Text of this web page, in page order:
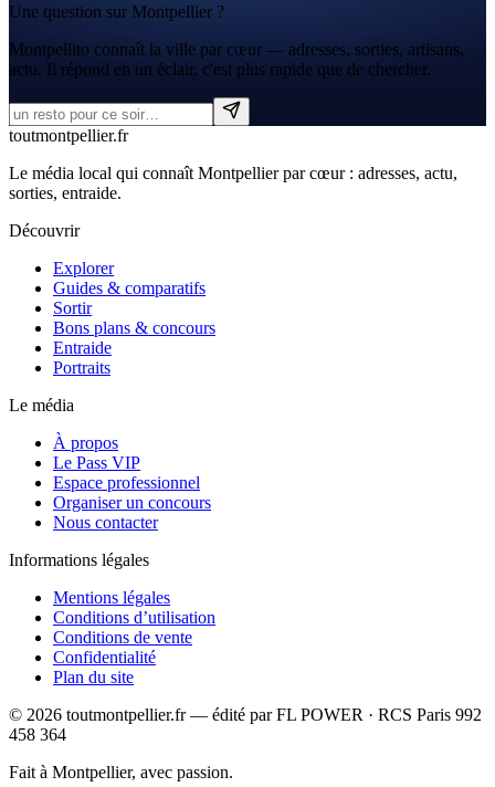
Une question sur Montpellier ?
Montpellito connaît la ville par cœur — adresses, sorties, artisans,
actu. Il répond en un éclair, c'est plus rapide que de chercher.
toutmontpellier.fr
Le média local qui connaît Montpellier par cœur : adresses, actu,
sorties, entraide.
Découvrir
Explorer
Guides & comparatifs
Sortir
Bons plans & concours
Entraide
Portraits
Le média
À propos
Le Pass VIP
Espace professionnel
Organiser un concours
Nous contacter
Informations légales
Mentions légales
Conditions d’utilisation
Conditions de vente
Confidentialité
Plan du site
© 2026 toutmontpellier.fr — édité parFL POWER · RCS Paris 992
458 364
Fait à Montpellier, avec passion.